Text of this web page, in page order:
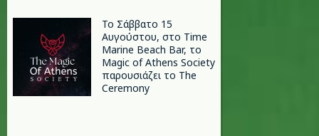
Το Σάββατο 15
Αυγούστου, στο Time
Marine Beach Bar, το
Magic of Athens Society
παρουσιάζει το The
Ceremony